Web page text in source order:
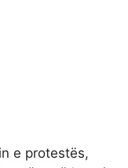
e protestës,